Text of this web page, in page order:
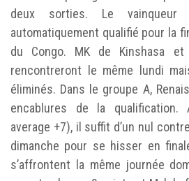
deux sorties. Le
automatiquement qualifié pour la
du Congo. MK de Kinshasa
rencontreront le même lundi
éliminés. Dans le groupe A,
encablures de la qualification.
average +7), il suffit d’un nul
dimanche pour se hisser en
s’affrontent la même journée